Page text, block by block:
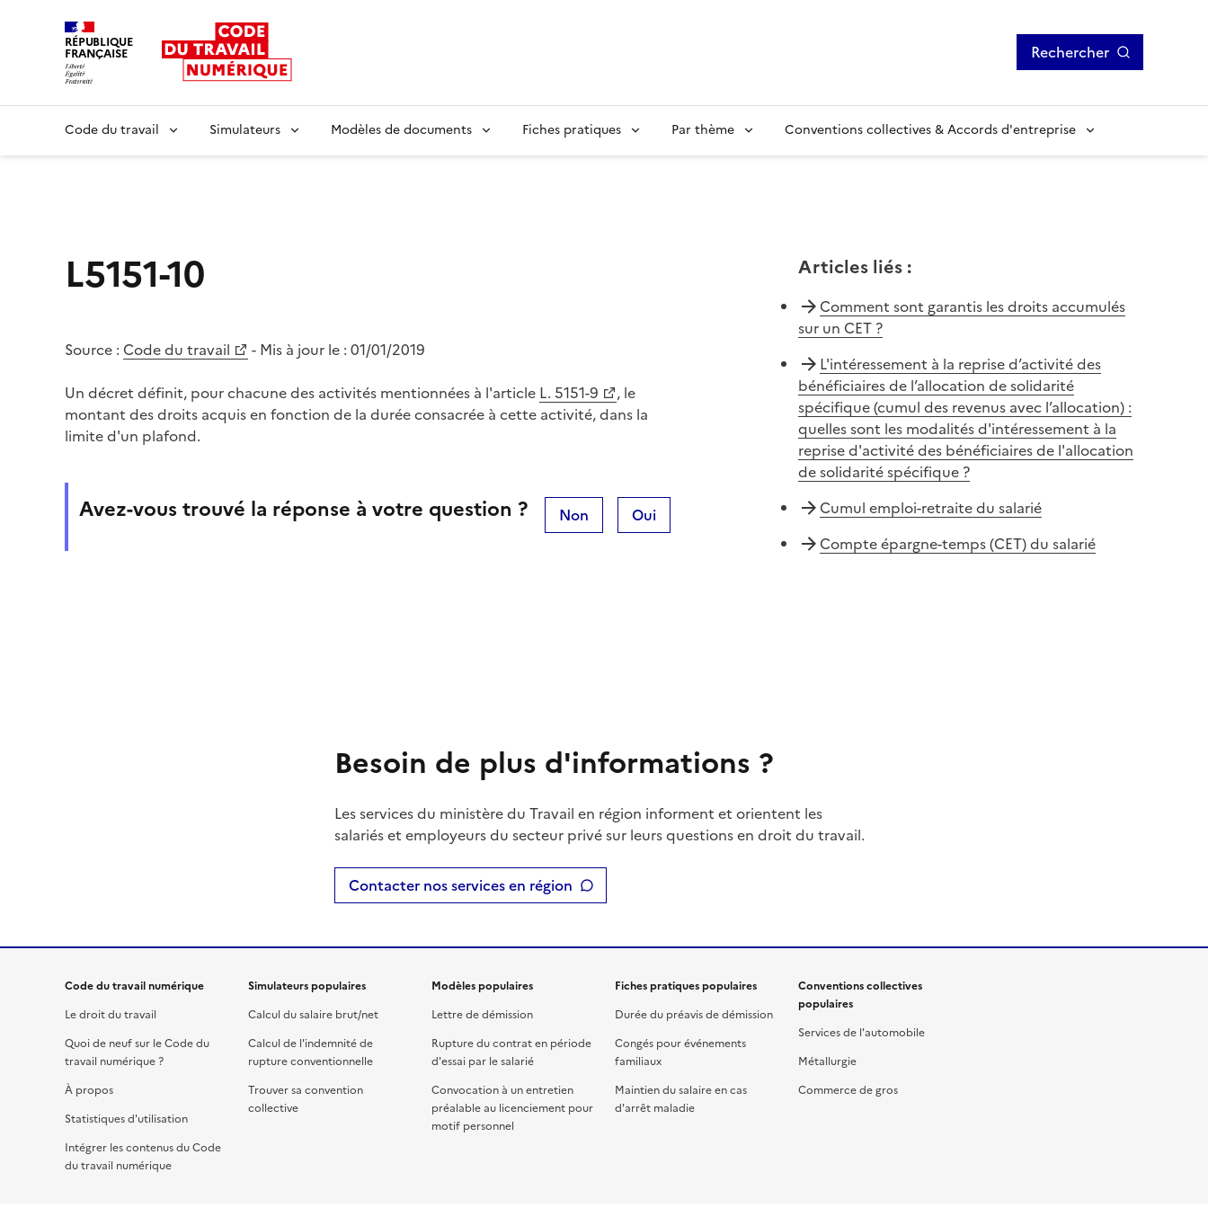
RÉPUBLIQUE
FRANÇAISE Rechercher
Code du travail Simulateurs Modèles de documents Fiches pratiques Par thème Conventions collectives & Accords d'entreprise
L5151-10
Source : Code du travail - Mis à jour le : 01/01/2019
Un décret définit, pour chacune des activités mentionnées à l'article L. 5151-9
, le
montant des droits acquis en fonction de la durée consacrée à cette activité, dans la
limite d'un plafond.
Avez-vous trouvé la réponse à votre question ? Non Oui
Articles liés:
Comment sont garantis les droits accumulés
sur un CET ?
L'intéressement à la reprise d’activité des
bénéficiaires de l’allocation de solidarité
spécifique (cumul des revenus avec l’allocation) :
quelles sont les modalités d'intéressement à la
reprise d'activité des bénéficiaires de l'allocation
de solidarité spécifique ?
Cumul emploi-retraite du salarié
Compte épargne-temps (CET) du salarié
Besoin de plus d'informations ?
Les services du ministère du Travail en région informent et orientent les
salariés et employeurs du secteur privé sur leurs questions en droit du travail.
Contacter nos services en région
Code du travail numérique
Le droit du travail
Quoi de neuf sur le Code du
travail numérique ?
À propos
Statistiques d'utilisation
Intégrer les contenus du Code
du travail numérique
Simulateurs populaires
Calcul du salaire brut/net
Calcul de l'indemnité de
rupture conventionnelle
Trouver sa convention
collective
Modèles populaires
Lettre de démission
Rupture du contrat en période
d'essai par le salarié
Convocation à un entretien
préalable au licenciement pour
motif personnel
Fiches pratiques populaires
Durée du préavis de démission
Congés pour événements
familiaux
Maintien du salaire en cas
d'arrêt maladie
Conventions collectives
populaires
Services de l'automobile
Métallurgie
Commerce de gros